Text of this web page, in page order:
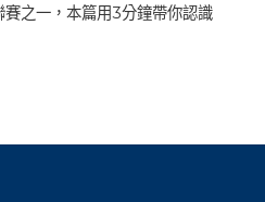
之一，本篇用3分鐘帶你認識